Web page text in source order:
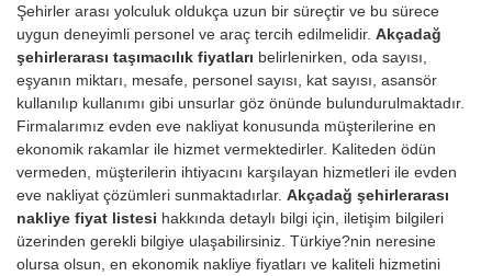
Şehirler arası yolculuk oldukça uzun bir süreçtir ve bu sürece
uygun deneyimli personel ve araç tercih edilmelidir. Akçadağ
şehirlerarası taşımacılık fiyatları belirlenirken, oda sayısı,
eşyanın miktarı, mesafe, personel sayısı, kat sayısı, asansör
kullanılıp kullanımı gibi unsurlar göz önünde bulundurulmaktadır.
Firmalarımız evden eve nakliyat konusunda müşterilerine en
ekonomik rakamlar ile hizmet vermektedirler. Kaliteden ödün
vermeden, müşterilerin ihtiyacını karşılayan hizmetleri ile evden
eve nakliyat çözümleri sunmaktadırlar. Akçadağ şehirlerarası
nakliye fiyat listesi hakkında detaylı bilgi için, iletişim bilgileri
üzerinden gerekli bilgiye ulaşabilirsiniz. Türkiye?nin neresine
olursa olsun, en ekonomik nakliye fiyatları ve kaliteli hizmetini